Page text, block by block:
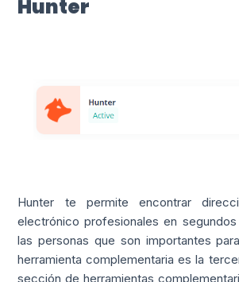
Hunter
Hunter te permite encontrar
electrónico profesionales en
las personas que son importantes
herramienta complementaria es la
sección de herramientas